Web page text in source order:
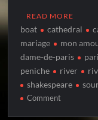
READ MORE
boat cathedral
mariage
mon
dame-de-paris
peniche
river
shakespeare
Commenton